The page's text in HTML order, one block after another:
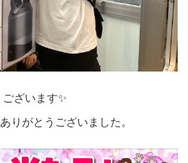
ざいます✨
りがとうございました。